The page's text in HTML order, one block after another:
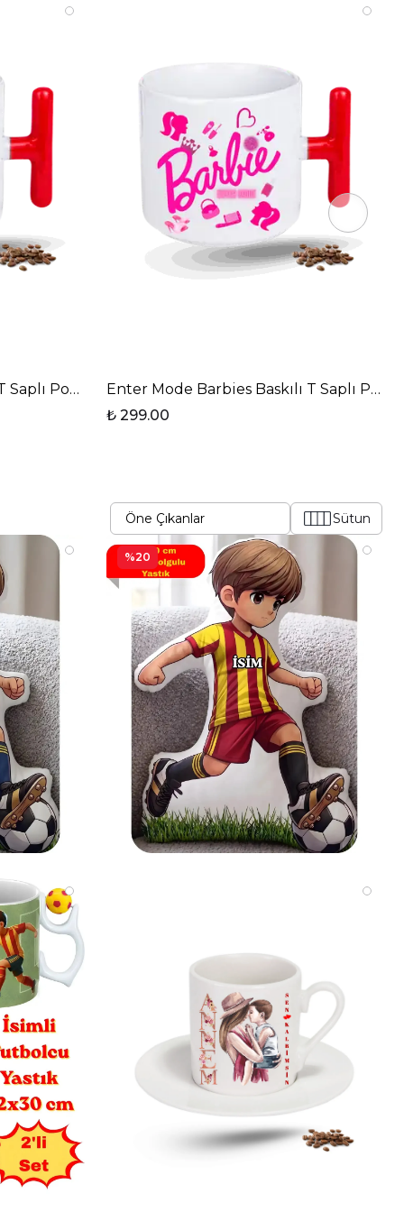
Saplı Porselen Kupa Bardak
Enter Mode Barbies Baskılı T Saplı
₺ 299.00
Sütun
%20